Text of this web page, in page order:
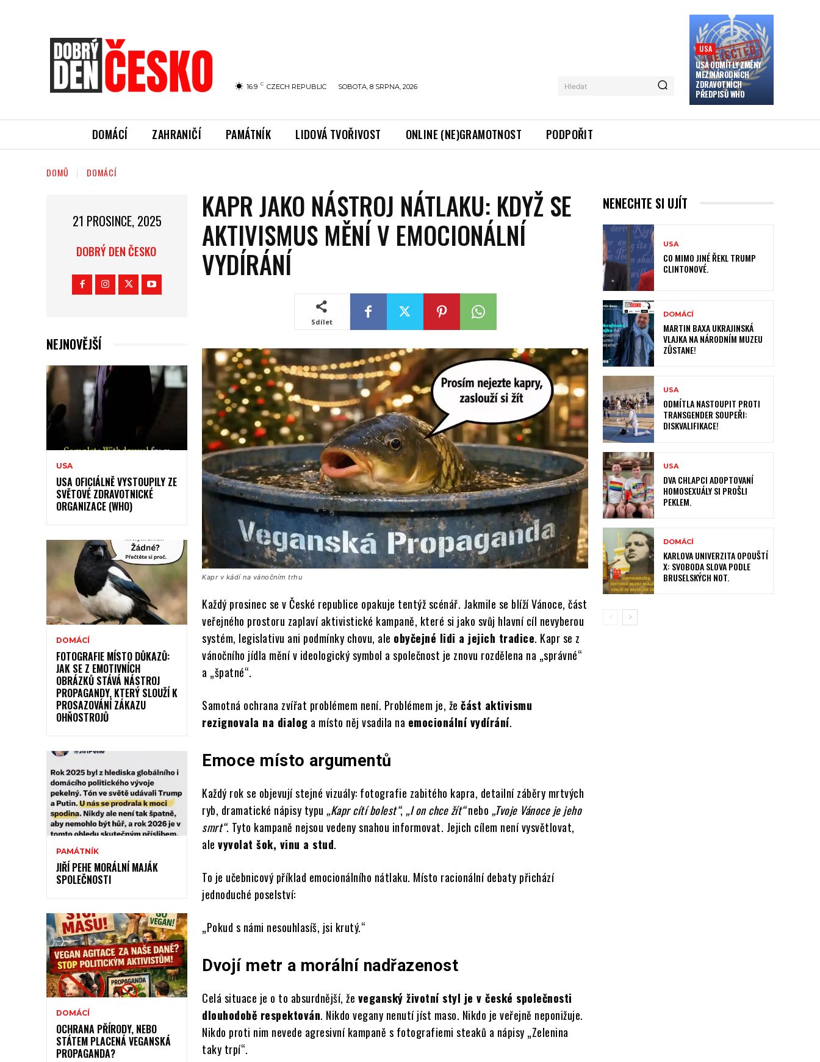
16.9 C CZECH REPUBLIC SOBOTA, 8 SRPNA, 2026 Hledat
USA
USA ODMÍTLY ZMĚNY
MEZINÁRODNÍCH
ZDRAVOTNÍCH
PŘEDPISŮ WHO
DOMÁCÍ ZAHRANIČÍ PAMÁTNÍK LIDOVÁ TVOŘIVOST ONLINE (NE)GRAMOTNOST PODPOŘIT
DOMŮ DOMÁCÍ
21 PROSINCE, 2025
DOBRÝ DEN ČESKO
NEJNOVĚJŠÍ
USA
USA OFICIÁLNĚ VYSTOUPILY ZE
SVĚTOVÉ ZDRAVOTNICKÉ
ORGANIZACE (WHO)
DOMÁCÍ
FOTOGRAFIE MÍSTO DŮKAZŮ:
JAK SE Z EMOTIVNÍCH
OBRÁZKŮ STÁVÁ NÁSTROJ
PROPAGANDY, KTERÝ SLOUŽÍ K
PROSAZOVÁNÍ ZÁKAZU
OHŇOSTROJŮ
PAMÁTNÍK
JIŘÍ PEHE MORÁLNÍ MAJÁK
SPOLEČNOSTI
DOMÁCÍ
OCHRANA PŘÍRODY, NEBO
STÁTEM PLACENÁ VEGANSKÁ
PROPAGANDA?
KAPR JAKO NÁSTROJ NÁTLAKU: KDYŽ SE
AKTIVISMUS MĚNÍ V EMOCIONÁLNÍ
VYDÍRÁNÍ
Sdílet
Kapr v kádí na vánočním trhu
Každý prosinec se v České republice opakuje tentýž scénář. Jakmile se blíží Vánoce, část
veřejného prostoru zaplaví aktivistické kampaně, které si jako svůj hlavní cíl nevyberou
systém, legislativu ani podmínky chovu, ale obyčejné lidi a jejich tradice. Kapr se z
vánočního jídla mění v ideologický symbol a společnost je znovu rozdělena na „správné“
a „špatné“.
Samotná ochrana zvířat problémem není. Problémem je, žečást aktivismu
rezignovala na dialog a místo něj vsadila na emocionální vydírání.
Emoce místo argumentů
Každý rok se objevují stejné vizuály: fotografie zabitého kapra, detailní záběry mrtvých
ryb, dramatické nápisy typu„Kapr cítí bolest“,„I on chce žít“nebo „Tvoje Vánoce je jeho
smrt“. Tyto kampaně nejsou vedeny snahou informovat. Jejich cílem není vysvětlovat,
alevyvolat šok, vinu a stud.
To je učebnicový příklad emocionálního nátlaku. Místo racionální debaty přichází
jednoduché poselství:
„Pokud s námi nesouhlasíš, jsi krutý.“
Dvojí metr a morální nadřazenost
Celá situace je o to absurdnější, že veganský životní styl je v české společnosti
dlouhodobě respektován. Nikdo vegany nenutí jíst maso. Nikdo je veřejně neponižuje.
Nikdo proti nim nevede agresivní kampaně s fotografiemi steaků a nápisy „Zelenina
taky trpí“.
NENECHTE SI UJÍT
USA
CO MIMO JINÉ ŘEKL TRUMP
CLINTONOVÉ.
DOMÁCÍ
MARTIN BAXA UKRAJINSKÁ
VLAJKA NA NÁRODNÍM MUZEU
ZŮSTANE!
USA
ODMÍTLA NASTOUPIT PROTI
TRANSGENDER SOUPEŘI:
DISKVALIFIKACE!
USA
DVA CHLAPCI ADOPTOVANÍ
HOMOSEXUÁLY SI PROŠLI
PEKLEM.
DOMÁCÍ
KARLOVA UNIVERZITA OPOUŠTÍ
X: SVOBODA SLOVA PODLE
BRUSELSKÝCH NOT.